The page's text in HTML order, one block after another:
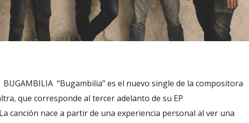
BUGAMBILIA “Bugambilia” es el nuevo single de la compositora
que corresponde al tercer adelanto de su EP
canción nace a partir de una experiencia personal al ver una